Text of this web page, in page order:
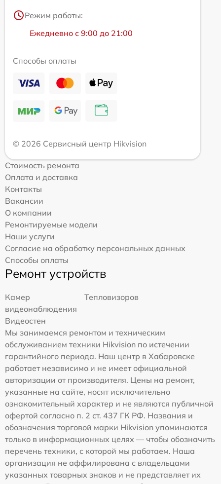
Режим работы:
Ежедневно с 9:00 до 21:00
Способы оплаты
© 2026 Сервисный центр Hikvision
Стоимость ремонта
Оплата и доставка
Контакты
Вакансии
О компании
Ремонтируемые модели
Наши услуги
Согласие на обработку персональных данных
Способы оплаты
Ремонт устройств
Камер
видеонаблюдения
Тепловизоров
Видеостен
Мы занимаемся ремонтом и техническим
обслуживанием техники Hikvision по истечении
гарантийного периода. Наш центр в Хабаровске
работает независимо и не имеет официальной
авторизации от производителя. Цены на ремонт,
указанные на сайте, носят исключительно
ознакомительный характер и не являются публичной
офертой согласно п. 2 ст. 437 ГК РФ. Названия и
обозначения торговой марки Hikvision упоминаются
только в информационных целях — чтобы обозначить
перечень техники, с которой мы работаем. Наша
организация не аффилирована с владельцами
указанных товарных знаков и не представляет их